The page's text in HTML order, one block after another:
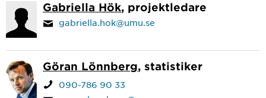
Gabriella Hök, projektledare
gabriella.hok@umu.se
Göran Lönnberg, statistiker
090-786 90 33